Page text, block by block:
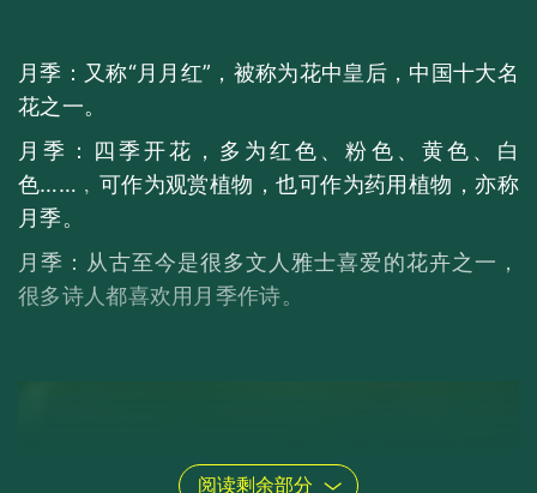
月季：又称“月月红”，被称为花中皇后，中国十大名
花之一。
月季：四季开花，多为红色、粉色、黄色、白
色……﹐可作为观赏植物，也可作为药用植物，亦称
月季。
月季：从古至今是很多文人雅士喜爱的花卉之一，
很多诗人都喜欢用月季作诗。
阅读剩余部分